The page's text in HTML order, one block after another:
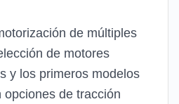
de múltiples
de motores
y los primeros modelos
opciones de tracción